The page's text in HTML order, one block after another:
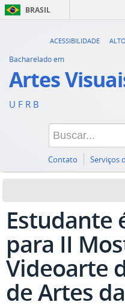
BRASIL
ACESSIBILIDADE
Bacharelado em
Artes
U F R B
Contato Serviços
Estudante
para II
Videoarte
de Artes